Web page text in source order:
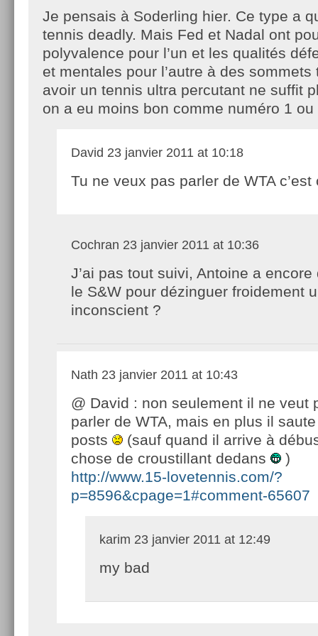
Je pensais à Soderling hier. Ce type a
tennis deadly. Mais Fed et Nadal ont
polyvalence pour l’un et les qualités
et mentales pour l’autre à des sommets
avoir un tennis ultra percutant ne suffit
on a eu moins bon comme numéro 1
David 23 janvier 2011 at 10:18
Tu ne veux pas parler de WTA c’est
Cochran 23 janvier 2011 at 10:36
J’ai pas tout suivi, Antoine a encore
le S&W pour dézinguer froidement
inconscient ?
Nath 23 janvier 2011 at 10:43
@ David : non seulement il ne veut
parler de WTA, mais en plus il
posts
(sauf quand il arrive à
chose de croustillant dedans
)
http://www.15-lovetennis.com/?
p=8596&cpage=1#comment-65607
karim 23 janvier 2011 at 12:49
my bad